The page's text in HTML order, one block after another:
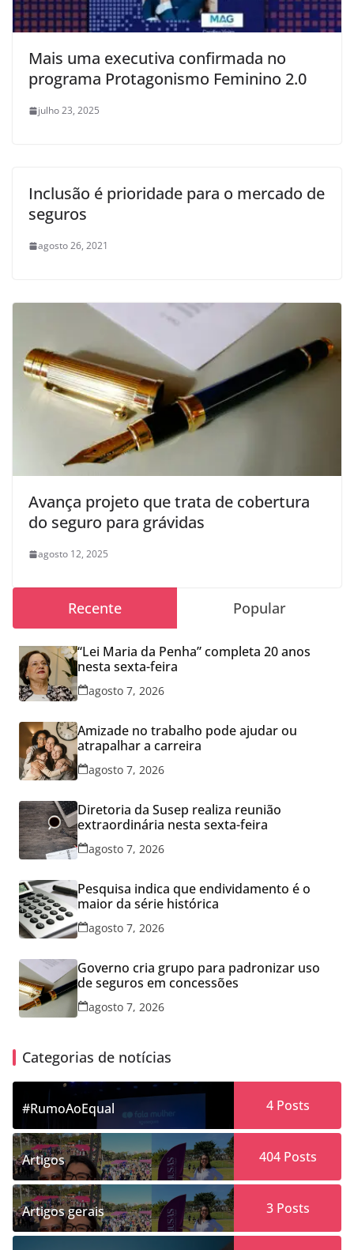
Mais uma executiva confirmada no
programa Protagonismo Feminino 2.0
julho 23, 2025
Inclusão é prioridade para o mercado de
seguros
agosto 26, 2021
Avança projeto que trata de cobertura
do seguro para grávidas
agosto 12, 2025
Recente Popular
“Lei Maria da Penha” completa 20 anos
nesta sexta-feira
agosto 7, 2026
Amizade no trabalho pode ajudar ou
atrapalhar a carreira
agosto 7, 2026
Diretoria da Susep realiza reunião
extraordinária nesta sexta-feira
agosto 7, 2026
Pesquisa indica que endividamento é o
maior da série histórica
agosto 7, 2026
Governo cria grupo para padronizar uso
de seguros em concessões
agosto 7, 2026
Categorias de notícias
#RumoAoEqual 4Posts
Artigos 404Posts
Artigos gerais 3Posts